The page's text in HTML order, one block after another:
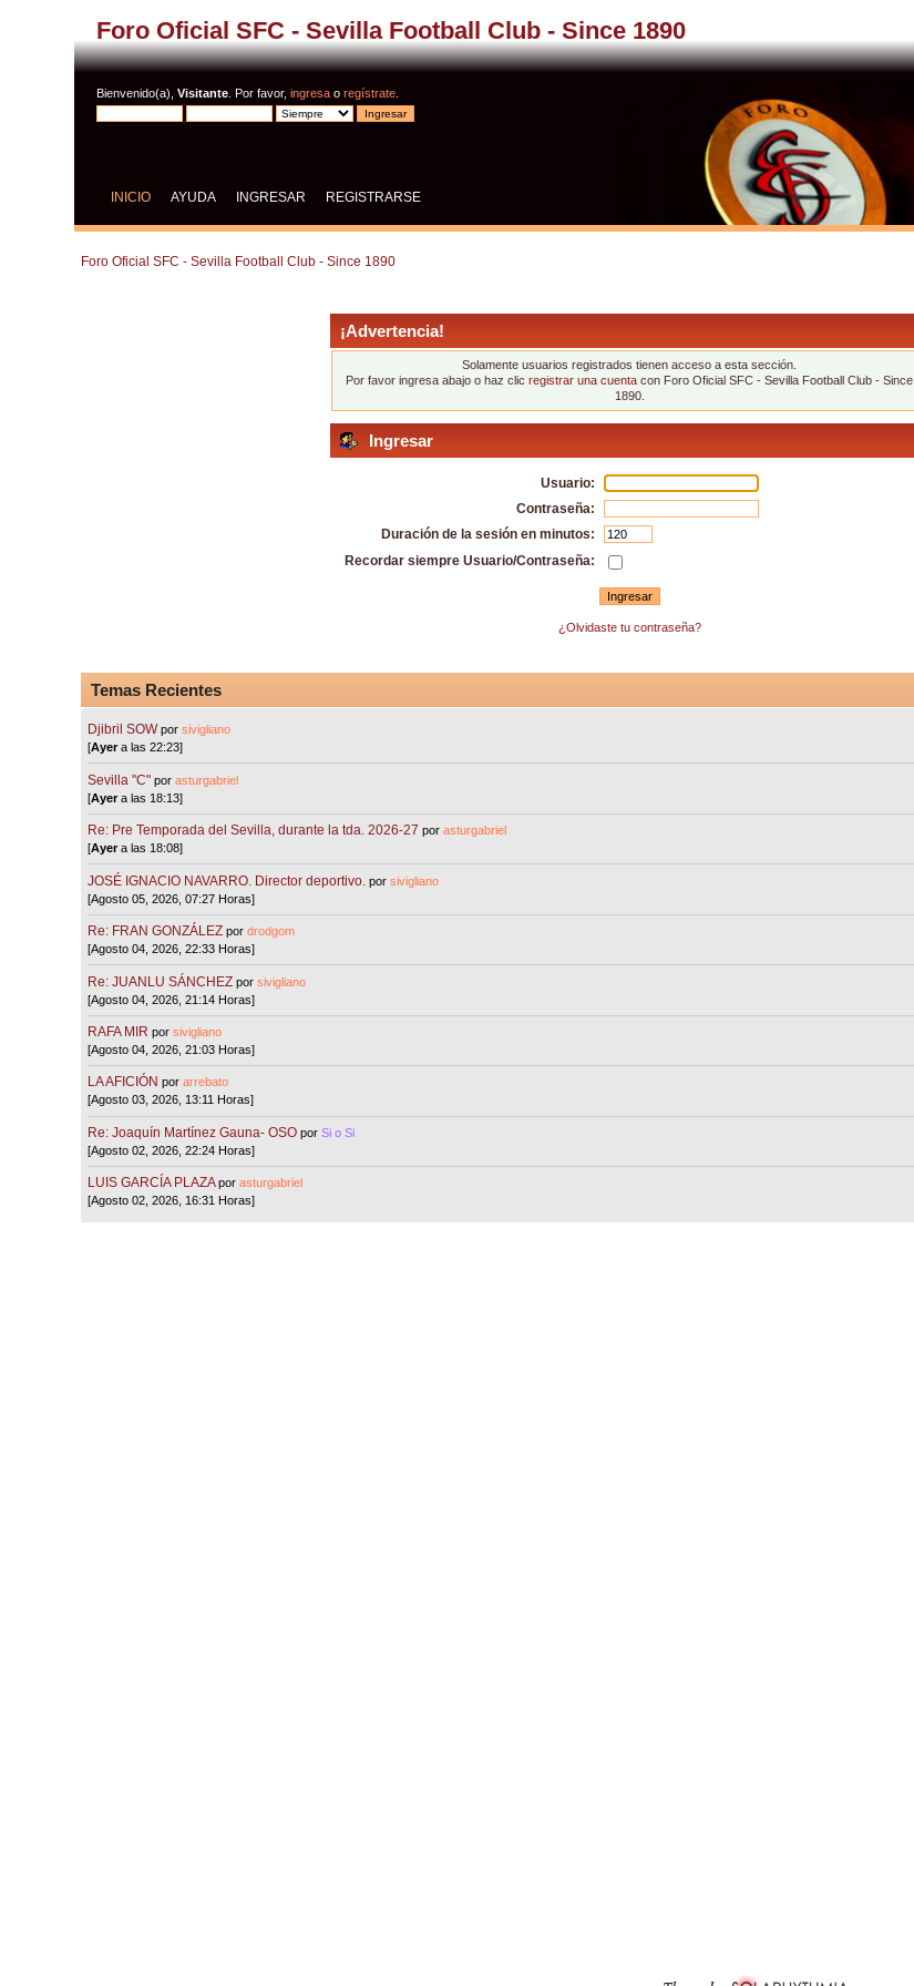
Foro Oficial SFC - Sevilla Football Club - Since 1890
Bienvenido(a),Visitante . Por favor,ingresa oregístrate
INICIO AYUDA INGRESAR REGISTRARSE
Foro Oficial SFC - Sevilla Football Club - Since 1890
¡Advertencia!
Solamente usuarios registrados tienen acceso a esta sección.
Por favor ingresa abajo o haz clicregistrar una cuenta con Foro Oficial SFC - Sevilla Football Club - Since
1890.
Ingresar
Usuario:
Contraseña:
Duración de la sesión en minutos:
Recordar siempre Usuario/Contraseña:
¿Olvidaste tu contraseña?
Temas Recientes
Djibril SOW porsivigliano
[Ayera las 22:23]
Sevilla "C"porasturgabriel
[Ayera las 18:13]
Re: Pre Temporada del Sevilla, durante la tda. 2026-27 porasturgabriel
[Ayera las 18:08]
JOSÉ IGNACIO NAVARRO. Director deportivo. porsivigliano
[Agosto 05, 2026, 07:27 Horas]
Re: FRAN GONZÁLEZ pordrodgom
[Agosto 04, 2026, 22:33 Horas]
Re: JUANLU SÁNCHEZ porsivigliano
[Agosto 04, 2026, 21:14 Horas]
RAFA MIR porsivigliano
[Agosto 04, 2026, 21:03 Horas]
LA AFICIÓN porarrebato
[Agosto 03, 2026, 13:11 Horas]
Re: Joaquín Martínez Gauna- OSO porSi o Si
[Agosto 02, 2026, 22:24 Horas]
LUIS GARCÍA PLAZA porasturgabriel
[Agosto 02, 2026, 16:31 Horas]